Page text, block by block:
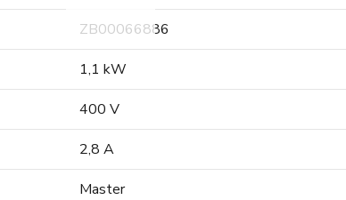
ZB00066886
1,1 kW
400 V
2,8 A
Master